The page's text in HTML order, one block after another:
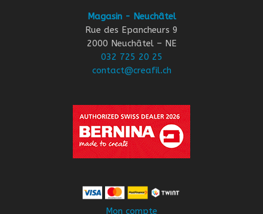
Magasin - Neuchâtel
Rue des Epancheurs 9
2000 Neuchâtel – NE
032 725 20 25
contact@creafil.ch
Mon compte